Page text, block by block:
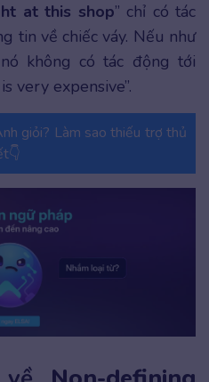
at this shop” chỉ có tác
tin về chiếc váy. Nếu như
không có tác động tới
very expensive”.
giỏi? Làm sao thiếu trợ thủ